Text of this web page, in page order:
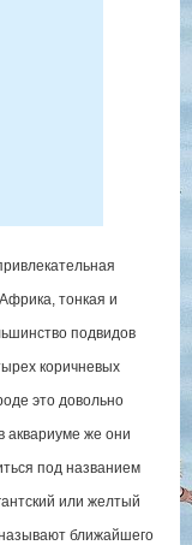
тонкая и
подвидов
коричневых
это довольно
аквариуме же они
под названием
или желтый
ближайшего